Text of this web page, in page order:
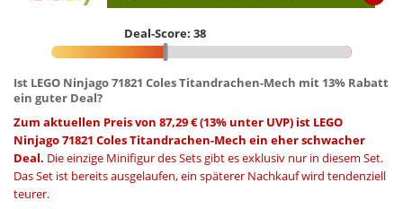
Deal-Score: 38
Ist LEGO Ninjago 71821 Coles Titandrachen-Mech mit 13% Rabatt
ein guter Deal?
Zum aktuellen Preis von 87,29 € (13% unter UVP) ist LEGO
Ninjago 71821 Coles Titandrachen-Mech ein eher schwacher
Deal. Die einzige Minifigur des Sets gibt es exklusiv nur in diesem Set.
Das Set ist bereits ausgelaufen, ein späterer Nachkauf wird tendenziell
teurer.